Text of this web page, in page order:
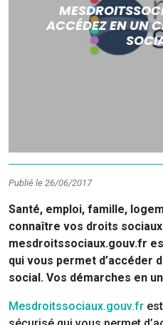
ACCÉDEZ EN UN
Publié le 26/06/2017
Santé, emploi, famille,
connaître vos droits sociaux
mesdroitssociaux.gouv.fr
qui vous permet d’accéder
social. Vos démarches en
Mesdroitssociaux.gouv.fr